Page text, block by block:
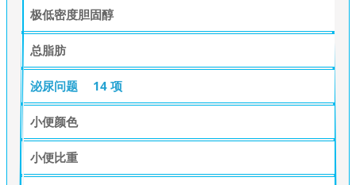
极低密度胆固醇
总脂肪
泌尿问题 14 项
小便颜色
小便比重